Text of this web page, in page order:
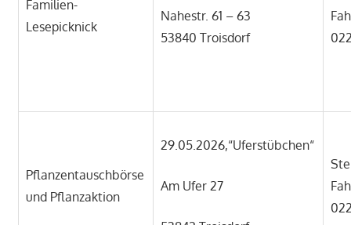
Familien-
Lesepicknick
Nahestr. 61 – 63
53840 Troisdorf
Pflanzentauschbörse
und Pflanzaktion
29.05.2026,“Uferstübchen“
Am Ufer 27